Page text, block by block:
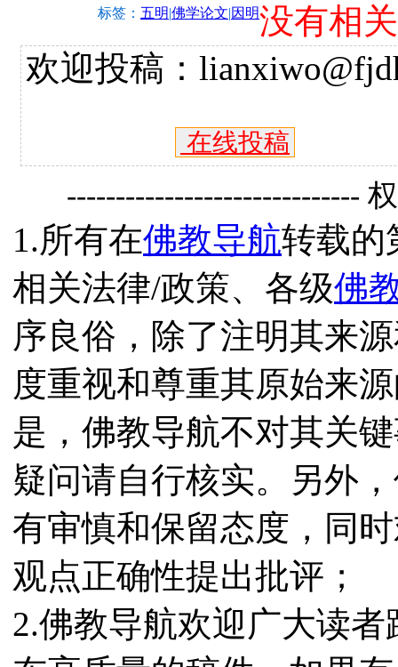
标签： 五明|佛学论文|因明没有相
欢迎投稿：
在线投稿
------------------------------
1.所有在佛教导航转载的
相关法律/政策、各级佛
序良俗，除了注明其来
度重视和尊重其原始来
是，佛教导航不对其关
疑问请自行核实。另外
有审慎和保留态度，同
观点正确性提出批评；
2.佛教导航欢迎广大读